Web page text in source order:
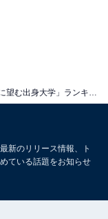
新のリリース情報、ト
ている話題をお知らせ